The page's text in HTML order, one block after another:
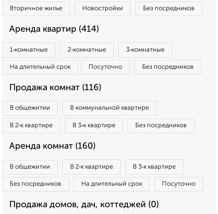
Вторичное жилье Новостройки Без посредников
Аренда квартир (414)
1‑комнатные 2‑комнатные 3‑комнатные
На длительный срок Посуточно Без посредников
Продажа комнат (116)
В общежитии В коммунальной квартире
В 2‑к квартире В 3‑к квартире Без посредников
Аренда комнат (160)
В общежитии В 2‑к квартире В 3‑к квартире
Без посредников На длительный срок Посуточно
Продажа домов, дач, коттеджей (0)